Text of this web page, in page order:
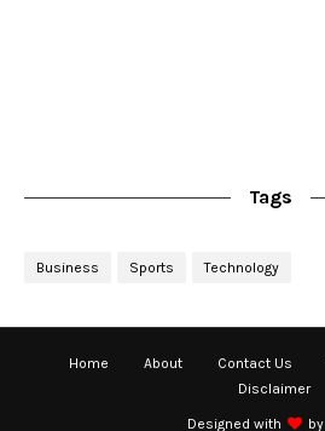
Tags
Business Sports Technology
Home About Contact Us
Disclaimer
Designed with by